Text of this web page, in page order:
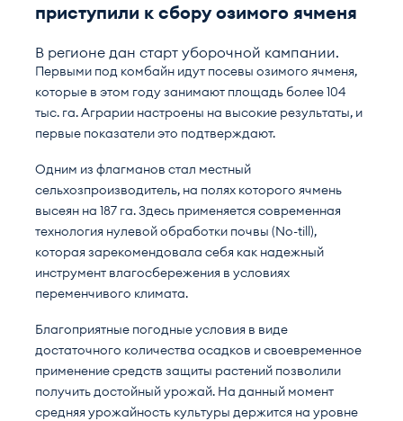
приступили к сбору озимого ячменя
В регионе дан старт уборочной кампании.
Первыми под комбайн идут посевы озимого ячменя,
которые в этом году занимают площадь более 104
тыс. га. Аграрии настроены на высокие результаты, и
первые показатели это подтверждают.
Одним из флагманов стал местный
сельхозпроизводитель, на полях которого ячмень
высеян на 187 га. Здесь применяется современная
технология нулевой обработки почвы (No-till),
которая зарекомендовала себя как надежный
инструмент влагосбережения в условиях
переменчивого климата.
Благоприятные погодные условия в виде
достаточного количества осадков и своевременное
применение средств защиты растений позволили
получить достойный урожай. На данный момент
средняя урожайность культуры держится на уровне